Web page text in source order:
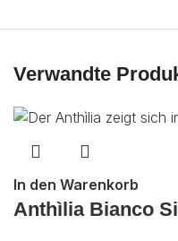
Verwandte
In den Warenkorb
Anthìlia Bianco